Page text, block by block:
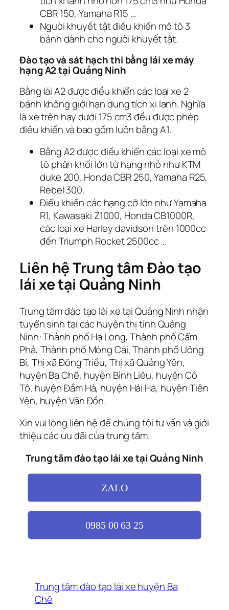
CBR 150, Yamaha R15 …
Người khuyết tật điều khiển mô tô 3
bánh dành cho người khuyết tật.
Đào tạo và sát hạch thi bằng lái xe máy
hạng A2 tại Quảng Ninh
Bằng lái A2 được điều khiển các loại xe 2
bánh không giới hạn dung tích xi lanh. Nghĩa
là xe trên hay dưới 175 cm3 đều được phép
điều khiển và bao gồm luôn bằng A1.
Bằng A2 được điều khiển các loại xe mô
tô phân khối lớn từ hạng nhỏ như KTM
duke 200, Honda CBR 250, Yamaha R25,
Rebel 300.
Điểu khiển các hạng cỡ lớn như Yamaha
R1, Kawasaki Z1000, Honda CB1000R,
các loại xe Harley davidson trên 1000cc
đến Triumph Rocket 2500cc …
Liên hệ Trung tâm Đào tạo
lái xe tại Quảng Ninh
Trung tâm đào tạo lái xe tại Quảng Ninh nhận
tuyển sinh tại các huyện thị tỉnh Quảng
Ninh: Thành phố Hạ Long, Thành phố Cẩm
Phả, Thành phố Móng Cái, Thành phố Uông
Bí, Thị xã Đông Triều, Thị xã Quảng Yên,
huyện Ba Chẽ, huyện Bình Liêu, huyện Cô
Tô, huyện Đầm Hà, huyện Hải Hà, huyện Tiên
Yên, huyện Vân Đồn.
Xin vui lòng liên hệ để chúng tôi tư vấn và giới
thiệu các ưu đãi của trung tâm.
Trung tâm đào tạo lái xe tại Quảng Ninh
ZALO
0985 00 63 25
Trung tâm đào tạo lái xe huyện Ba
Chẽ